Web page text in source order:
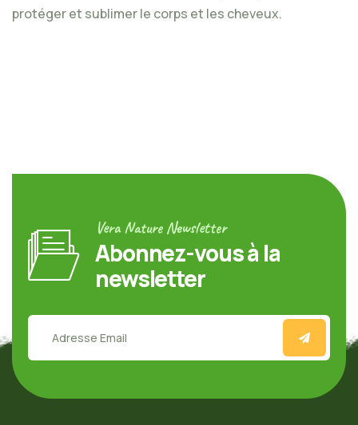
protéger et sublimer le corps et les cheveux.
Vera Nature Newsletter
Abonnez-vous à la
newsletter